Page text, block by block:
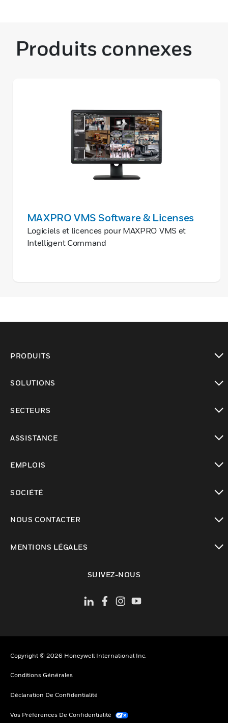
Produits connexes
MAXPRO VMS Software & Licenses
Logiciels et licences pour MAXPRO VMS et
Intelligent Command
PRODUITS
SOLUTIONS
SECTEURS
ASSISTANCE
EMPLOIS
SOCIÉTÉ
NOUS CONTACTER
MENTIONS LÉGALES
SUIVEZ-NOUS
Copyright © 2026 Honeywell International Inc.
Conditions Générales
Déclaration De Confidentialité
Vos Préférences De Confidentialité